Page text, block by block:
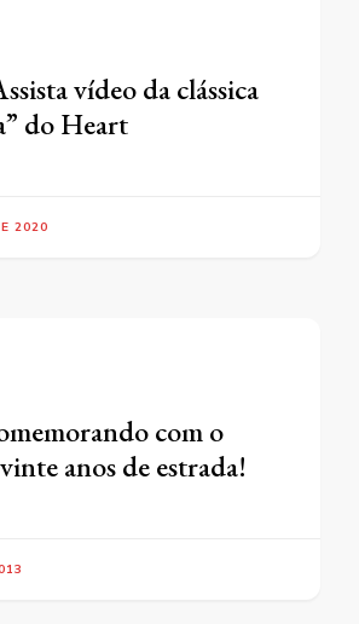
vídeo da clássica
do Heart
2020
com o
anos de estrada!